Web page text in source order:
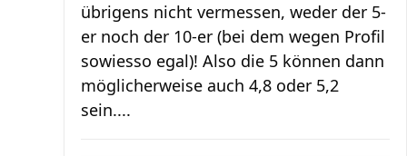
übrigens nicht vermessen, weder der 5-
er noch der 10-er (bei dem wegen Profil
sowiesso egal)! Also die 5 können dann
möglicherweise auch 4,8 oder 5,2
sein....